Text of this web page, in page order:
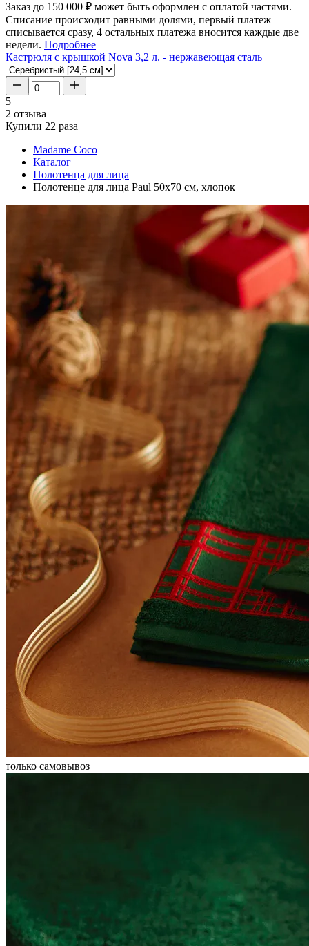
Заказ до 150 000 ₽ может быть оформлен с оплатой частями.
Списание происходит равными долями, первый платеж
списывается сразу, 4 остальных платежа вносится каждые две
недели. Подробнее
Кастрюля с крышкой Nova 3,2 л. - нержавеющая сталь
5
2 отзыва
Купили 22 раза
Madame Coco
Каталог
Полотенца для лица
Полотенце для лица Paul 50x70 см, хлопок
только самовывоз